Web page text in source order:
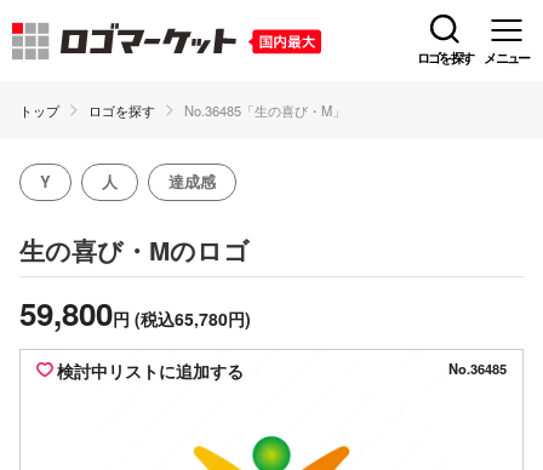
ロゴを探す メニュー
トップ ロゴを探す No.36485「生の喜び・M」
Y 人 達成感
生の喜び・Mのロゴ
59,800円 (税込65,780円)
検討中リストに追加する No.36485